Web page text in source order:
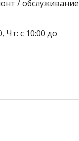
/ обслуживание
Чт: с 10:00 до